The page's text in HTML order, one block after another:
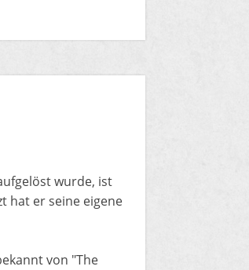
wurde, ist
hat er seine eigene
von "The